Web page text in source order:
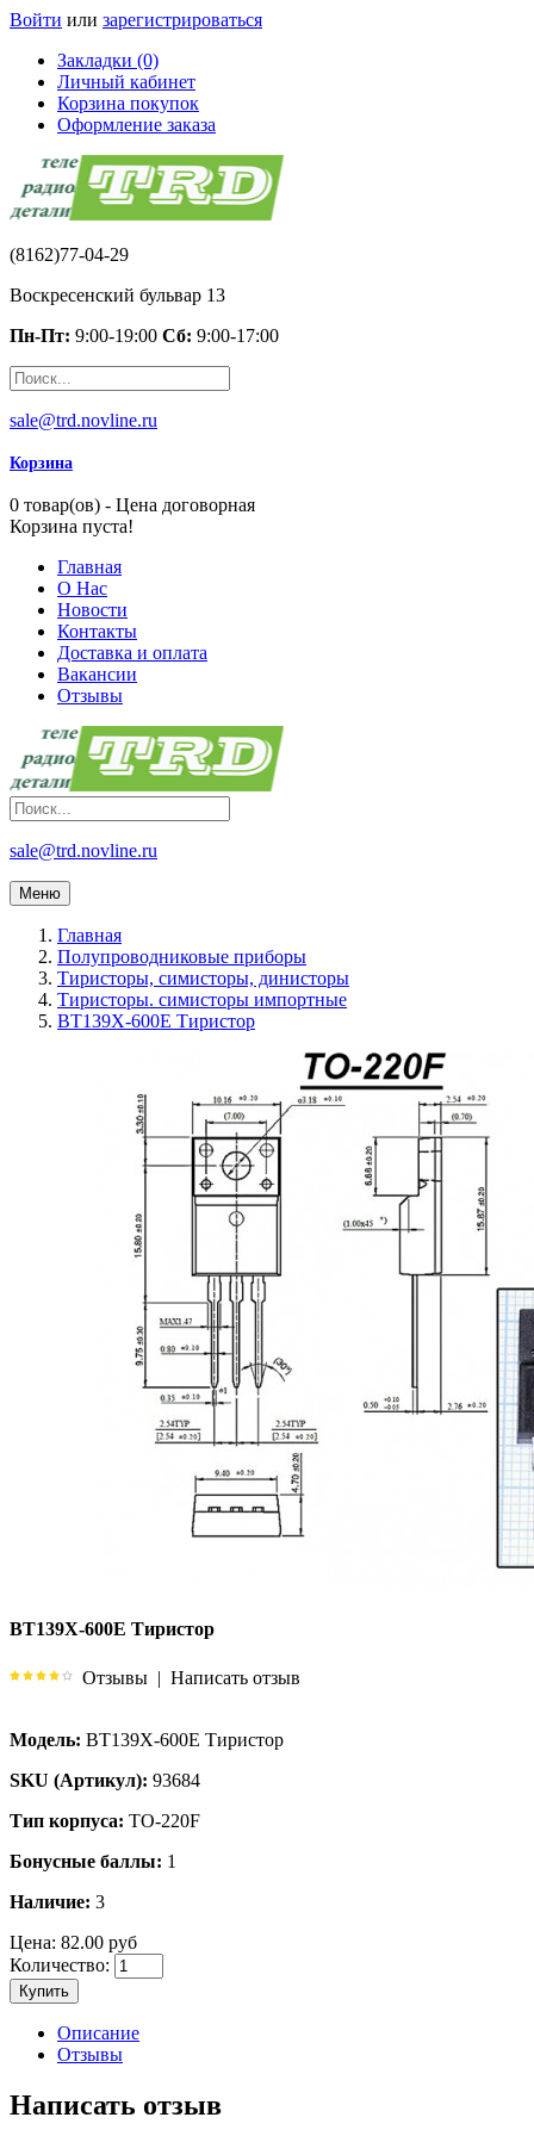
Войти или зарегистрироваться
Закладки (0)
Личный кабинет
Корзина покупок
Оформление заказа
(8162)77-04-29
Воскресенский бульвар 13
Пн-Пт: 9:00-19:00 Сб: 9:00-17:00
sale@trd.novline.ru
Корзина
0 товар(ов) - Цена договорная
Корзина пуста!
Главная
О Нас
Новости
Контакты
Доставка и оплата
Вакансии
Отзывы
sale@trd.novline.ru
Меню
Главная
Полупроводниковые приборы
Тиристоры, симисторы, динисторы
Тиристоры. симисторы импортные
BT139X-600E Тиристор
BT139X-600E Тиристор
Отзывы | Написать отзыв
Модель: BT139X-600E Тиристор
SKU (Артикул): 93684
Тип корпуса: TO-220F
Бонусные баллы: 1
Наличие: 3
Цена: 82.00 руб
Количество:
Купить
Описание
Отзывы
Написать отзыв